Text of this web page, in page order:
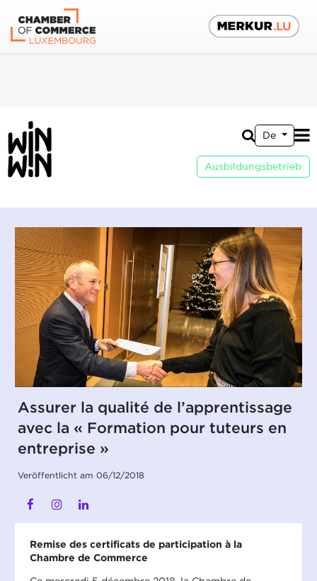
De
Ausbildungsbetrieb
Assurer la qualité de l’apprentissage
avec la « Formation pour tuteurs en
entreprise »
Veröffentlicht am 06/12/2018
Remise des certificats de participation à la
Chambre de Commerce